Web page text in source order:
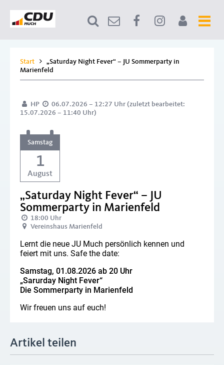
Start
„Saturday Night Fever“ – JU Sommerparty in
Marienfeld
HP
06.07.2026 – 12:27 Uhr (zuletzt bearbeitet:
15.07.2026 – 11:40 Uhr)
Samstag
1
August
„Saturday Night Fever“ – JU
Sommerparty in Marienfeld
18:00 Uhr
Vereinshaus Marienfeld
Lernt die neue JU Much persönlich kennen und
feiert mit uns. Safe the date:
Samstag, 01.08.2026 ab 20 Uhr
„Sarurday Night Fever“
Die Sommerparty in Marienfeld
Wir freuen uns auf euch!
Artikel teilen